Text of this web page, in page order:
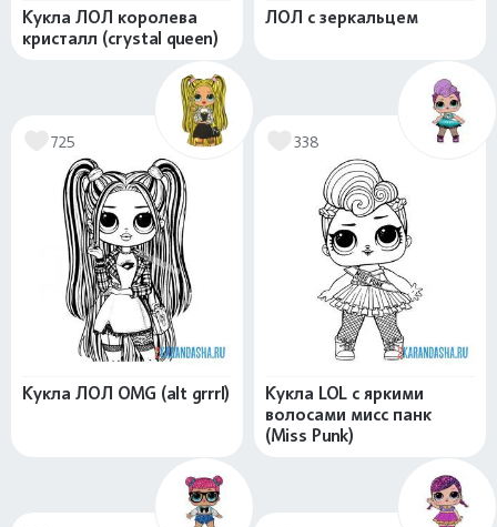
Кукла ЛОЛ королева
кристалл (crystal queen)
ЛОЛ с зеркальцем
725
Кукла ЛОЛ OMG (alt grrrl)
338
Кукла LOL с яркими
волосами мисс панк
(Miss Punk)